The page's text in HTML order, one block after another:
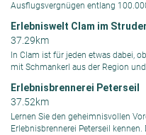
Ausflugsvergnügen entlang
Erlebniswelt Clam im
37.29km
In Clam ist für jeden etwas dabei,
mit Schmankerl aus der Region
Erlebnisbrennerei Peterseil
37.52km
Lernen Sie den geheimnisvollen
Erlebnisbrennerei Peterseil